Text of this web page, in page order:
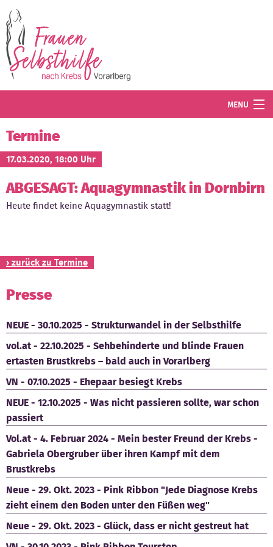
MENU
Termine
Blog
Angebot
Wissenswertes
Mitglied werden
Kontakt
Termine
17.03.2020, 18:00 Uhr
ABGESAGT: Aquagymnastik in Dornbirn
Heute findet keine Aquagymnastik statt!
› zurück zu Termine
Presse
NEUE - 30.10.2025 - Strukturwandel in der Selbsthilfe
vol.at - 22.10.2025 - Sehbehinderte und blinde Frauen
ertasten Brustkrebs – bald auch in Vorarlberg
VN - 07.10.2025 - Ehepaar besiegt Krebs
NEUE - 12.10.2025 - Was nicht passieren sollte, war schon
passiert
Vol.at - 4. Februar 2024 - Mein bester Freund der Krebs -
Gabriela Obergruber über ihren Kampf mit dem
Brustkrebs
Neue - 29. Okt. 2023 - Pink Ribbon "Jede Diagnose Krebs
zieht einem den Boden unter den Füßen weg"
Neue - 29. Okt. 2023 - Glück, dass er nicht gestreut hat